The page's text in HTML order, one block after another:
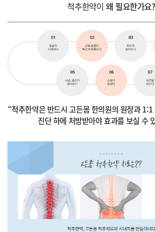
척추한약이 왜 필요한가요?
“척추한약은 반드시 고든몸 한의원의 원장과
진단 하에 처방받아야 효과를 보실 수